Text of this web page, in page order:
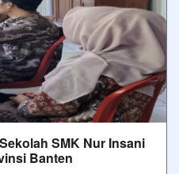
SMK Nur Insani
Banten